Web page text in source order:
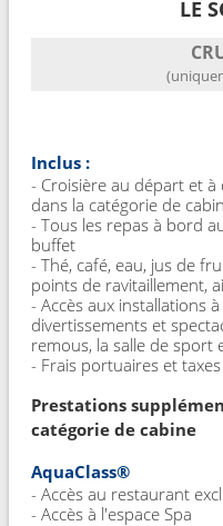
LE
Inclus :
- Croisière au départ et
dans la catégorie de
- Tous les repas à bord
buffet
- Thé, café, eau, jus de
points de ravitaillement,
- Accès aux installations
divertissements et
remous, la salle de sport
- Frais portuaires et taxes
Prestations
catégorie de cabine
AquaClass®
- Accès au restaurant
- Accès à l'espace Spa